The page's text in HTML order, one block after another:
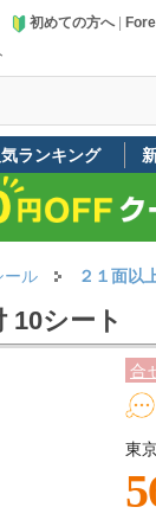
初めての方へ|
気ランキング
ール ２１面以
10シート
合
東